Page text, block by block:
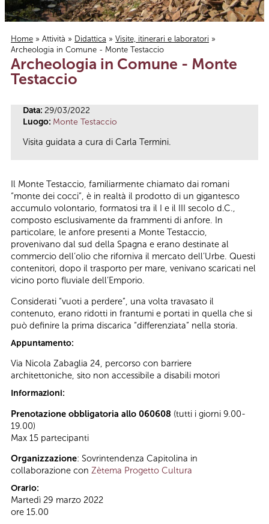
Tu sei qui
Home » Attività » Didattica » Visite, itinerari e laboratori »
Archeologia in Comune - Monte Testaccio
Archeologia in Comune - Monte
Testaccio
Data: 29/03/2022
Luogo: Monte Testaccio
Visita guidata a cura di Carla Termini.
Il Monte Testaccio, familiarmente chiamato dai romani
“monte dei cocci”, è in realtà il prodotto di un gigantesco
accumulo volontario, formatosi tra il I e il III secolo d.C.,
composto esclusivamente da frammenti di anfore. In
particolare, le anfore presenti a Monte Testaccio,
provenivano dal sud della Spagna e erano destinate al
commercio dell’olio che riforniva il mercato dell’Urbe. Questi
contenitori, dopo il trasporto per mare, venivano scaricati nel
vicino porto fluviale dell’Emporio.
Considerati “vuoti a perdere”, una volta travasato il
contenuto, erano ridotti in frantumi e portati in quella che si
può definire la prima discarica “differenziata” nella storia.
Appuntamento:
Via Nicola Zabaglia 24, percorso con barriere
architettoniche, sito non accessibile a disabili motori
Informazioni:
Prenotazione obbligatoria allo 060608 (tutti i giorni 9.00-
19.00)
Max 15 partecipanti
Organizzazione: Sovrintendenza Capitolina in
collaborazione con Zètema Progetto Cultura
Orario:
Martedì 29 marzo 2022
ore 15.00